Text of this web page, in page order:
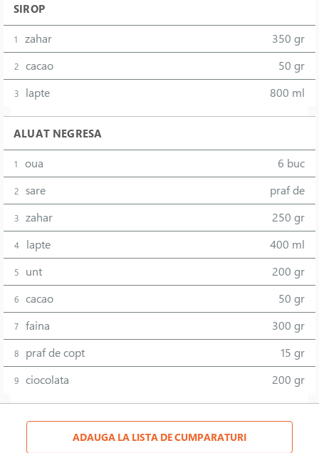
SIROP
1 zahar 350 gr
2 cacao 50 gr
3 lapte 800 ml
ALUAT NEGRESA
1 oua 6 buc
2 sare praf de
3 zahar 250 gr
4 lapte 400 ml
5 unt 200 gr
6 cacao 50 gr
7 faina 300 gr
8 praf de copt 15 gr
9 ciocolata 200 gr
ADAUGA LA LISTA DE CUMPARATURI